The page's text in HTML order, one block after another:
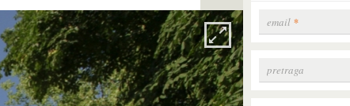
email *
Search form
pretraga